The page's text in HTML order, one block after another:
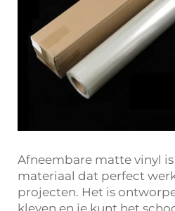
Afneembare matte vinyl
materiaal dat perfect
projecten. Het is
kleven en je kunt het